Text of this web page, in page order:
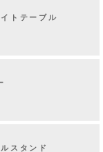
トテーブル
スタンド